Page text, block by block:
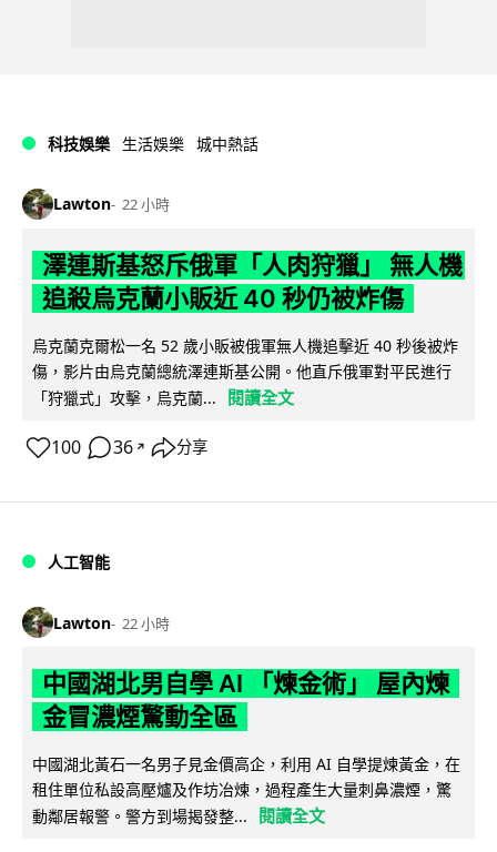
科技娛樂 生活娛樂 城中熱話
Lawton 22 小時
澤連斯基怒斥俄軍「人肉狩獵」 無人機
追殺烏克蘭小販近 40 秒仍被炸傷
烏克蘭克爾松一名 52 歲小販被俄軍無人機追擊近 40 秒後被炸
傷，影片由烏克蘭總統澤連斯基公開。他直斥俄軍對平民進行
「狩獵式」攻擊，烏克蘭...
閱讀全文
100 36 ↗ 分享
人工智能
Lawton 22 小時
中國湖北男自學 AI 「煉金術」 屋內煉
金冒濃煙驚動全區
中國湖北黃石一名男子見金價高企，利用 AI 自學提煉黃金，在
租住單位私設高壓爐及作坊冶煉，過程產生大量刺鼻濃煙，驚
動鄰居報警。警方到場揭發整...
閱讀全文